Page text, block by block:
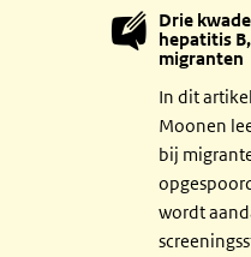
Drie
hepatitis
migranten
In dit
Moonen
bij
wordt